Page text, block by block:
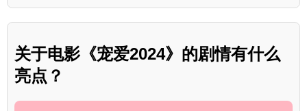
关于电影《宠爱2024》的剧情有什么
亮点？